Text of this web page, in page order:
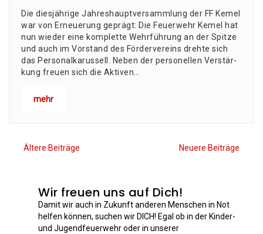
Die dies­jäh­ri­ge Jah­res­haupt­ver­samm­lung der FF Kemel
war von Erneue­rung geprägt: Die Feu­er­wehr Kemel hat
nun wie­der eine kom­plet­te Wehr­füh­rung an der Spit­ze
und auch im Vor­stand des För­der­ver­eins dreh­te sich
das Per­so­nal­ka­rus­sell. Neben der per­so­nel­len Ver­stär­
kung freu­en sich die Akti­ven…
mehr
Ältere Beiträge Neuere Beiträge
Wir freuen uns auf Dich!
Damit wir auch in Zukunft anderen Menschen in Not
helfen können, suchen wir DICH! Egal ob in der Kinder-
und Jugendfeuerwehr oder in unserer